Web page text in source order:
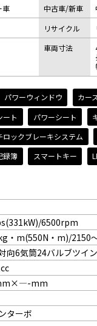
車 中古車/新車
リサイクル
車両寸法
パワーウィンドウ カー
ート パワーシート
ロックブレーキシステム
録簿 スマートキー
6500rpm
・m(550N・m)/2150
向6気筒24バルブツイ
mm
ターボ